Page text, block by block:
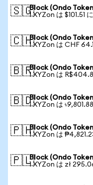
🇸🇬Block (Ondo
1 XYZon は $101.51
🇨🇭Block (Ondo
1 XYZon は CHF
🇧🇷Block (Ondo
1 XYZon は
🇧🇩Block (Ondo
1 XYZon は
🇵🇭Block (Ondo
1 XYZon は
🇵🇱Block (Ondo
1 XYZon は zł